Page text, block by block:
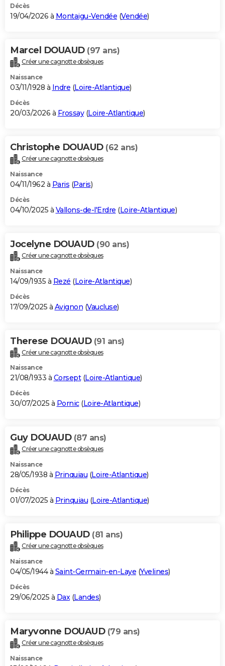
Décès
19/04/2026 à Montaigu-Vendée (Vendée)
Marcel DOUAUD (97 ans)
Créer une cagnotte obsèques
Naissance
03/11/1928 à Indre (Loire-Atlantique)
Décès
20/03/2026 à Frossay(Loire-Atlantique)
Christophe DOUAUD (62 ans)
Créer une cagnotte obsèques
Naissance
04/11/1962 à Paris (Paris)
Décès
04/10/2025 à Vallons-de-l'Erdre (Loire-Atlantique)
Jocelyne DOUAUD (90 ans)
Créer une cagnotte obsèques
Naissance
14/09/1935 à Rezé (Loire-Atlantique)
Décès
17/09/2025 à Avignon (Vaucluse)
Therese DOUAUD (91 ans)
Créer une cagnotte obsèques
Naissance
21/08/1933 à Corsept(Loire-Atlantique)
Décès
30/07/2025 à Pornic(Loire-Atlantique)
Guy DOUAUD (87 ans)
Créer une cagnotte obsèques
Naissance
28/05/1938 à Prinquiau (Loire-Atlantique)
Décès
01/07/2025 à Prinquiau (Loire-Atlantique)
Philippe DOUAUD (81 ans)
Créer une cagnotte obsèques
Naissance
04/05/1944 à Saint-Germain-en-Laye (Yvelines)
Décès
29/06/2025 à Dax(Landes)
Maryvonne DOUAUD (79 ans)
Créer une cagnotte obsèques
Naissance